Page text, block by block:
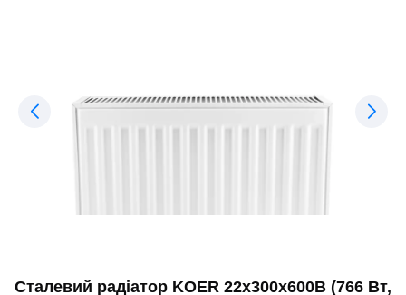
Сталевий радіатор KOER 22x300x600B (766 Вт,